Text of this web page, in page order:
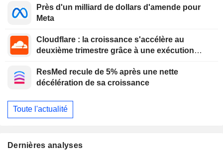
Près d'un milliard de dollars d'amende pour
Meta
Cloudflare : la croissance s'accélère au
deuxième trimestre grâce à une exécution
consommation, selon Morgan Stanley
ResMed recule de 5% après une nette
décélération de sa croissance
Toute l'actualité
Dernières analyses